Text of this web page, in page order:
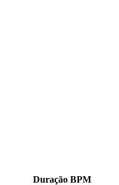
Duração BPM